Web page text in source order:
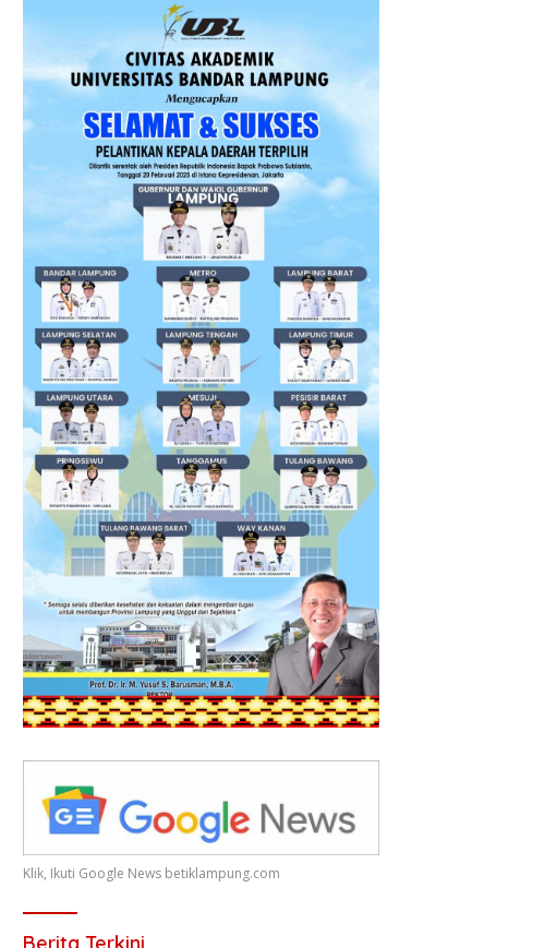
Klik, Ikuti Google News betiklampung.com